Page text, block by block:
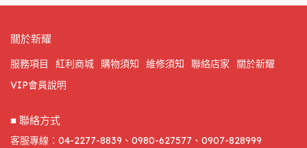
關於新耀
服務項目 紅利商城 購物須知 維修須知 聯絡店家
關於新耀
VIP會員說明
■ 聯絡方式
客服專線：04-2277-8839、0980-627577、0907-828999